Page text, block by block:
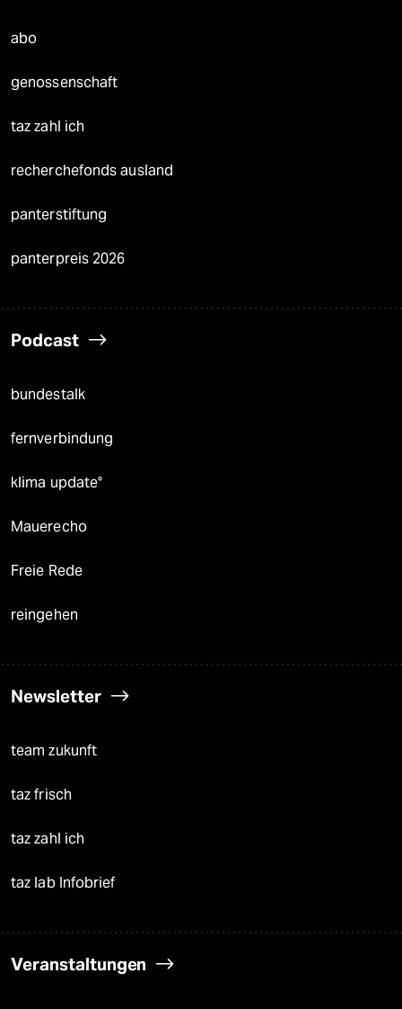
abo
genossenschaft
taz zahl ich
recherchefonds ausland
panterstiftung
panterpreis 2026
Podcast
bundestalk
fernverbindung
klima update°
Mauerecho
Freie Rede
reingehen
Newsletter
team zukunft
taz frisch
taz zahl ich
taz lab Infobrief
Veranstaltungen